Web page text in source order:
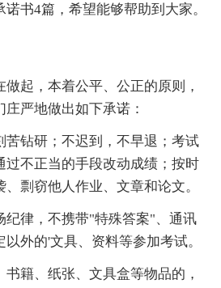
书4篇，希望能够帮助到大家。
起，本着公平、公正的原则，
严地做出如下承诺：
苦钻研；不迟到，不早退；考试
过不正当的手段改动成绩；按时
剽窃他人作业、文章和论文。
纪律，不携带"特殊答案"、通讯
外的'文具、资料等参加考试。
籍、纸张、文具盒等物品的，